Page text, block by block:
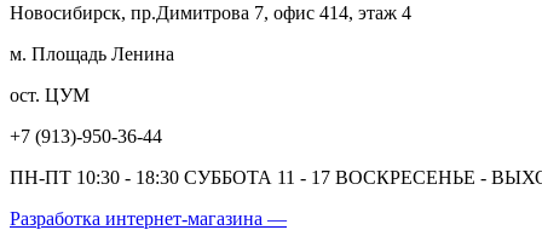
Новосибирск, пр.Димитрова 7, офис 414, этаж 4
м. Площадь Ленина
ост. ЦУМ
+7 (913)-950-36-44
ПН-ПТ 10:30 - 18:30 СУББОТА 11 - 17 ВОСКРЕСЕНЬЕ -
Разработка интернет-магазина —